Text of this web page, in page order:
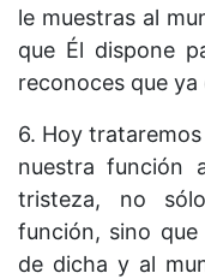
le muestras al
que Él dispone
reconoces que ya
6. Hoy
nuestra función
tristeza, no
función, sino
de dicha y al